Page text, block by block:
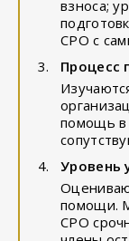
взноса;
СРО с
Процесс
помощь в
Уровень
помощи.
СРО